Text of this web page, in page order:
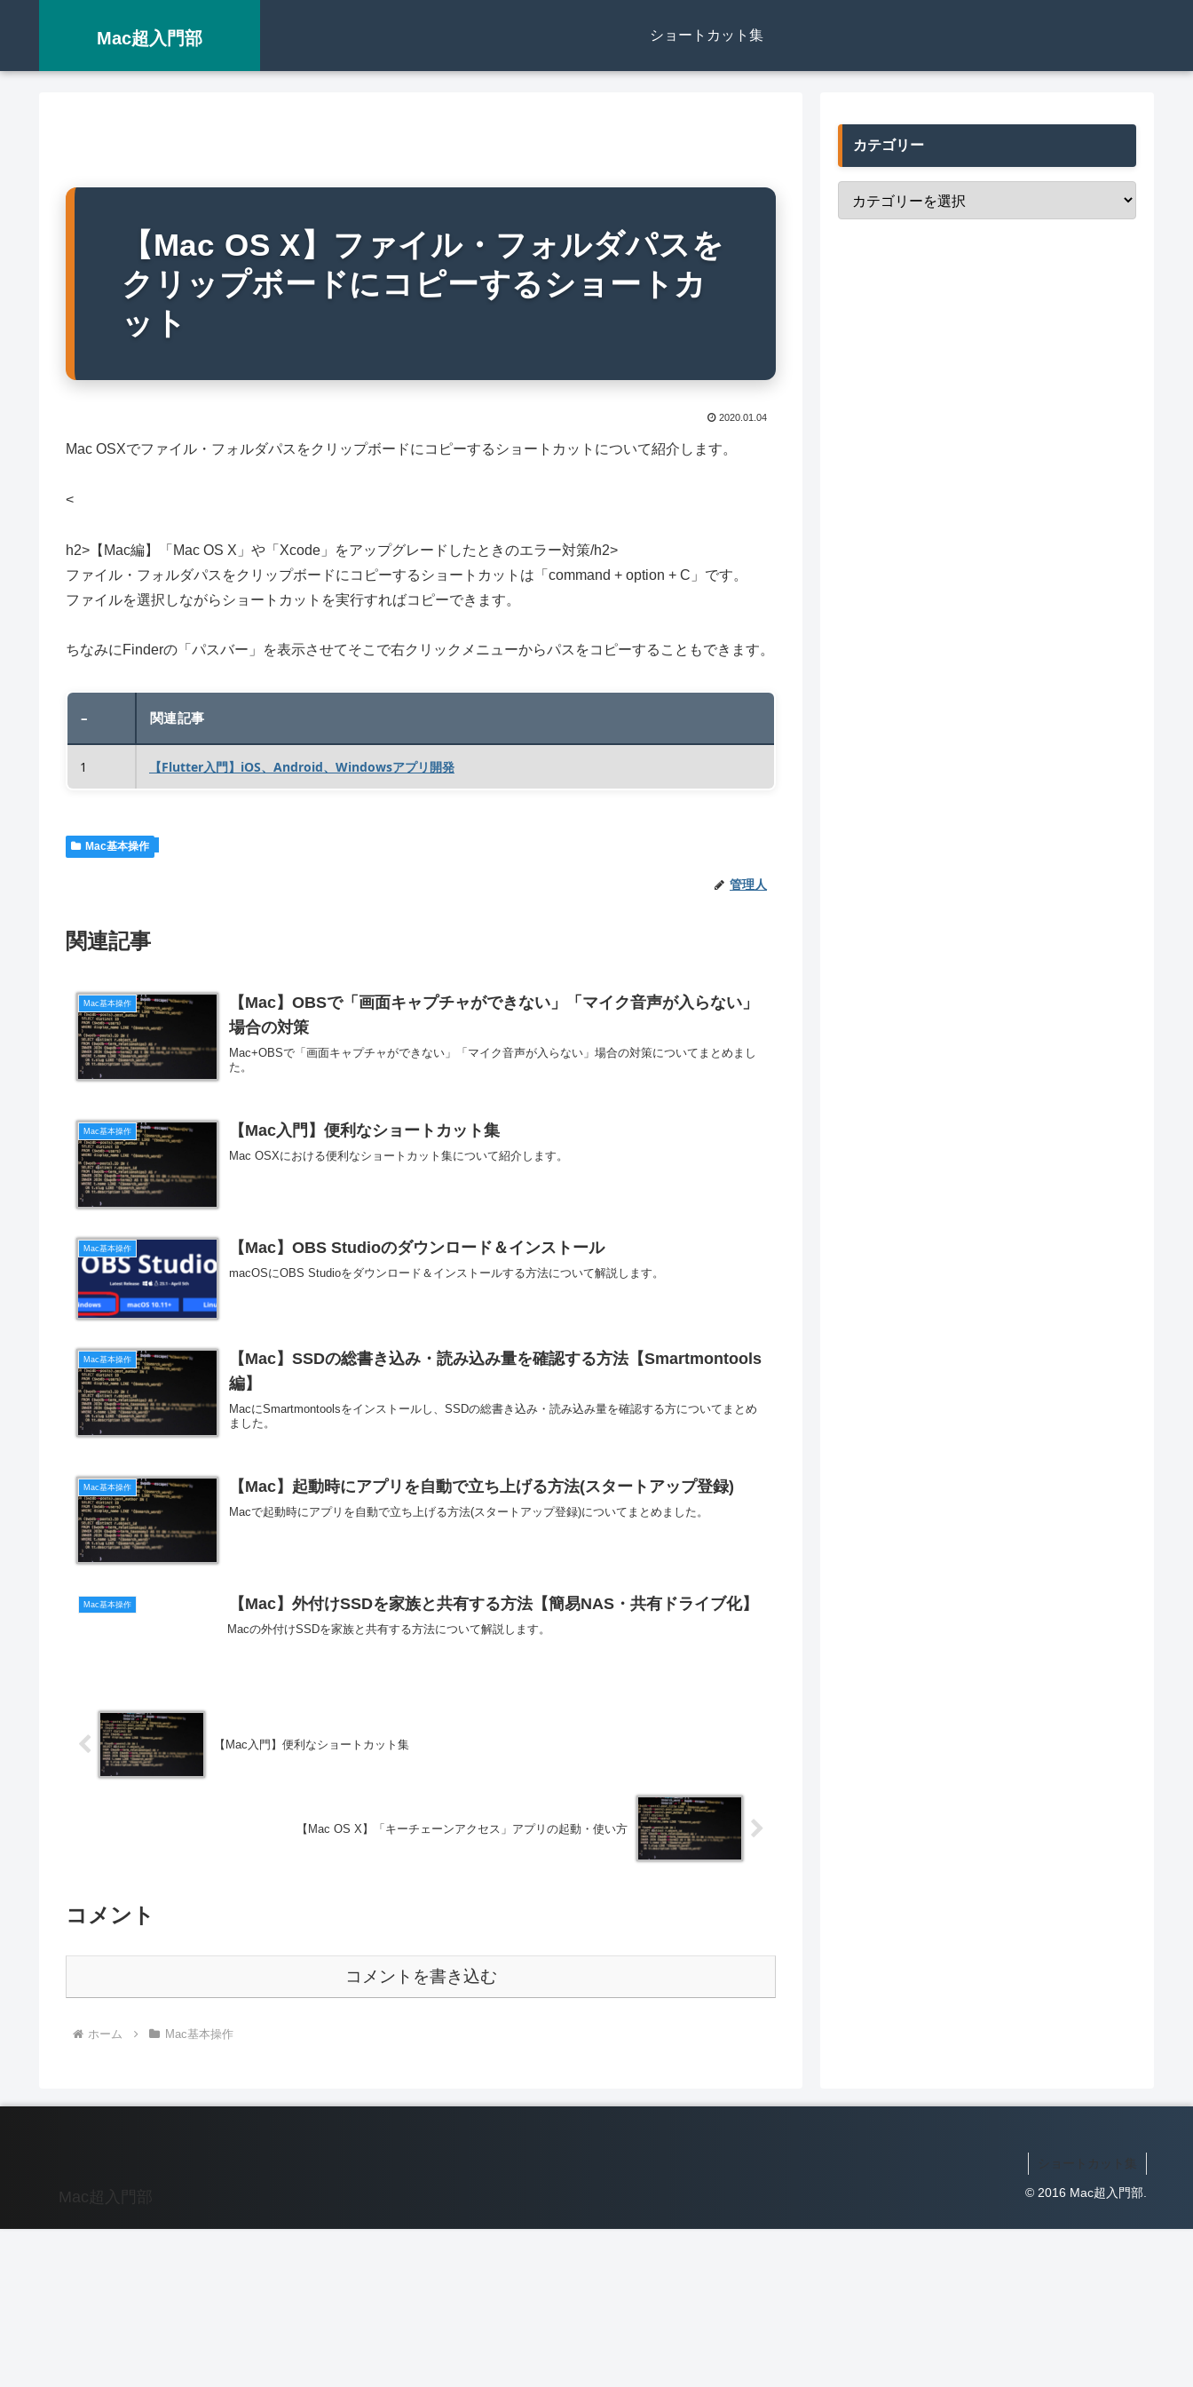
Mac超入門部 ショートカット集
【Mac OS X】ファイル・フォルダパスを
クリップボードにコピーするショートカ
ット
2020.01.04
Mac OSXでファイル・フォルダパスをクリップボードにコピーするショートカットについて紹介します。
<
h2>【Mac編】「Mac OS X」や「Xcode」をアップグレードしたときのエラー対策/h2>
ファイル・フォルダパスをクリップボードにコピーするショートカットは「command + option + C」です。
ファイルを選択しながらショートカットを実行すればコピーできます。
ちなみにFinderの「パスバー」を表示させてそこで右クリックメニューからパスをコピーすることもできます。
– 関連記事
1 【Flutter入門】iOS、Android、Windowsアプリ開発
Mac基本操作
管理人
関連記事
Mac基本操作
【Mac】OBSで「画面キャプチャができない」「マイク音声が入らない」
場合の対策
Mac+OBSで「画面キャプチャができない」「マイク音声が入らない」場合の対策についてまとめまし
た。
Mac基本操作 【Mac入門】便利なショートカット集
Mac OSXにおける便利なショートカット集について紹介します。
Mac基本操作 【Mac】OBS Studioのダウンロード＆インストール
macOSにOBS Studioをダウンロード＆インストールする方法について解説します。
Mac基本操作
【Mac】SSDの総書き込み・読み込み量を確認する方法【Smartmontools
編】
MacにSmartmontoolsをインストールし、SSDの総書き込み・読み込み量を確認する方についてまとめ
ました。
Mac基本操作 【Mac】起動時にアプリを自動で立ち上げる方法(スタートアップ登録)
Macで起動時にアプリを自動で立ち上げる方法(スタートアップ登録)についてまとめました。
Mac基本操作 【Mac】外付けSSDを家族と共有する方法【簡易NAS・共有ドライブ化】
Macの外付けSSDを家族と共有する方法について解説します。
【Mac入門】便利なショートカット集
【Mac OS X】「キーチェーンアクセス」アプリの起動・使い方
コメント
コメントを書き込む
ホーム Mac基本操作
カテゴリー
Mac超入門部
ショートカット集
© 2016 Mac超入門部.